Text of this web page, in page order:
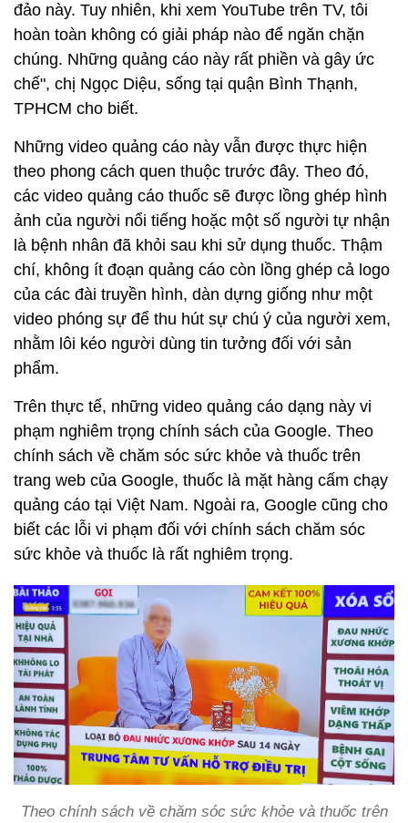
đảo này. Tuy nhiên, khi xem YouTube trên TV, tôi
hoàn toàn không có giải pháp nào để ngăn chặn
chúng. Những quảng cáo này rất phiền và gây ức
chế", chị Ngọc Diệu, sống tại quận Bình Thạnh,
TPHCM cho biết.
Những video quảng cáo này vẫn được thực hiện
theo phong cách quen thuộc trước đây. Theo đó,
các video quảng cáo thuốc sẽ được lồng ghép hình
ảnh của người nổi tiếng hoặc một số người tự nhận
là bệnh nhân đã khỏi sau khi sử dụng thuốc. Thậm
chí, không ít đoạn quảng cáo còn lồng ghép cả logo
của các đài truyền hình, dàn dựng giống như một
video phóng sự để thu hút sự chú ý của người xem,
nhằm lôi kéo người dùng tin tưởng đối với sản
phẩm.
Trên thực tế, những video quảng cáo dạng này vi
phạm nghiêm trọng chính sách của Google. Theo
chính sách về chăm sóc sức khỏe và thuốc trên
trang web của Google, thuốc là mặt hàng cấm chạy
quảng cáo tại Việt Nam. Ngoài ra, Google cũng cho
biết các lỗi vi phạm đối với chính sách chăm sóc
sức khỏe và thuốc là rất nghiêm trọng.
Theo chính sách về chăm sóc sức khỏe và thuốc trên